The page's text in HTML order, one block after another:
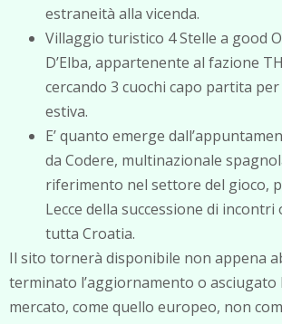
estraneità alla vicenda.
Villaggio turistico 4 Stelle a good
D’Elba, appartenente al fazione
cercando 3 cuochi capo partita
estiva.
E’ quanto emerge
da Codere, multinazionale
riferimento nel settore del gioco,
Lecce della successione di
tutta Croatia.
Il sito tornerà disponibile non appena
terminato l’aggiornamento o asciugato
mercato, come quello europeo, non